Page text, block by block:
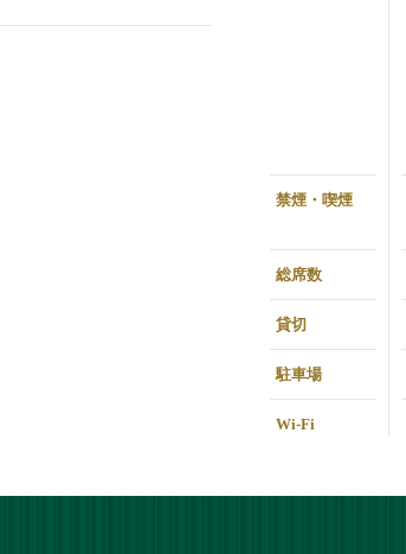
禁煙・喫煙
総席数
貸切
駐車場
Wi-Fi